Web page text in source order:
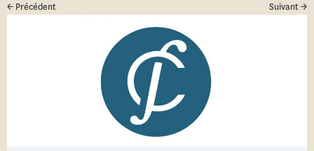
← Précédent Suivant →